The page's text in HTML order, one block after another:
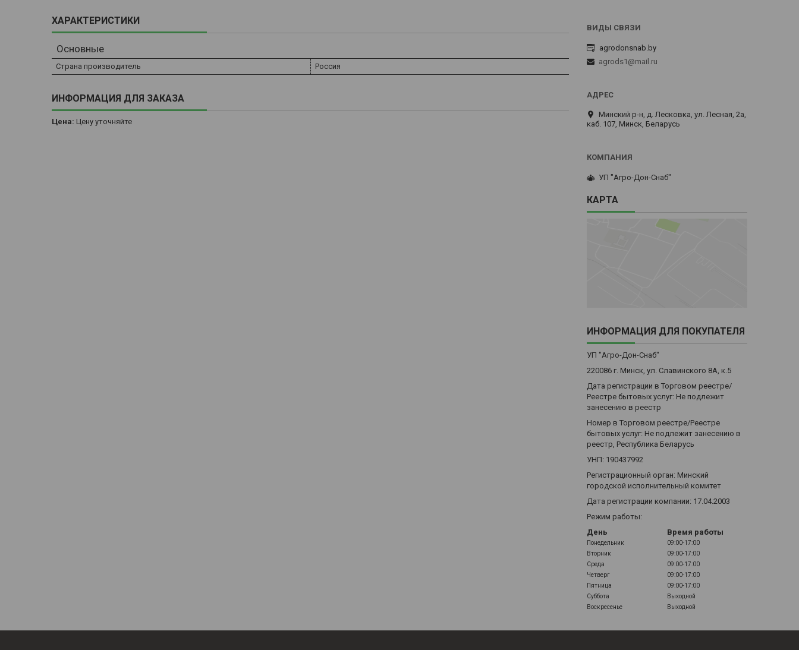
ХАРАКТЕРИСТИКИ
Основные
Страна производитель Россия
ИНФОРМАЦИЯ ДЛЯ ЗАКАЗА
Цена: Цену уточняйте
agrodonsnab.by
agrods1@mail.ru
Минский р-н, д. Лесковка, ул. Лесная, 2а,
каб. 107, Минск, Беларусь
УП "Агро-Дон-Снаб"
КАРТА
ИНФОРМАЦИЯ ДЛЯ ПОКУПАТЕЛЯ
УП "Агро-Дон-Снаб"
220086 г. Минск, ул. Славинского 8А, к.5
Дата регистрации в Торговом реестре/
Реестре бытовых услуг: Не подлежит
занесению в реестр
Номер в Торговом реестре/Реестре
бытовых услуг: Не подлежит занесению в
реестр, Республика Беларусь
УНП: 190437992
Регистрационный орган: Минский
городской исполнительный комитет
Дата регистрации компании: 17.04.2003
Режим работы:
День
Время работы
Понедельник
09:00-17:00
Вторник
09:00-17:00
Среда
09:00-17:00
Четверг
09:00-17:00
Пятница
09:00-17:00
Суббота
Выходной
Воскресенье
Выходной